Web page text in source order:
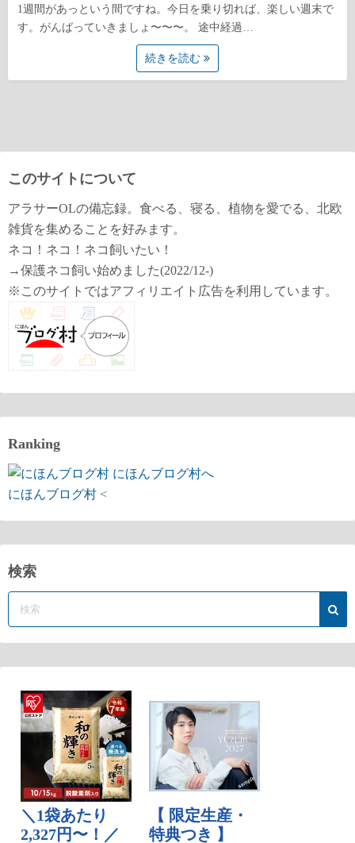
1週間があっという間ですね。今日を乗り切れば、楽しい週末で
す。がんばっていきましょ〜〜〜。 途中経過…
続きを読む
このサイトについて
アラサーOLの備忘録。食べる、寝る、植物を愛でる、北欧
雑貨を集めることを好みます。
ネコ！ネコ！ネコ飼いたい！
→保護ネコ飼い始めました(2022/12-)
※このサイトではアフィリエイト広告を利用しています。
Ranking
にほんブログ村 <
検索